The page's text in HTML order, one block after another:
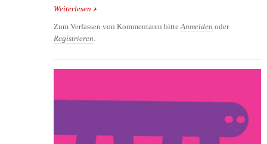
Weiterlesen über Kostenloser Ratgeber für Familien "Mein
Zum Verfassen von Kommentaren bitteAnmelden oder
Registrieren.